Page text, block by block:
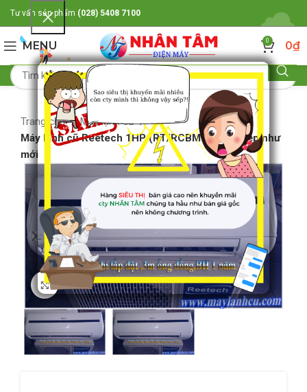
Tư vấn sản phẩm (028) 5408 7100
MENU 0 0₫
Trang chủ
Máy lạnh cũ
Máy lạnh cũ Reetech 1HP (RT/RCBM9),hàng đẹp như
mới
Click to enlarge